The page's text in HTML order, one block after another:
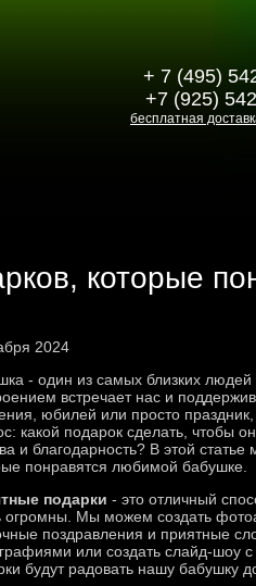
+ 7 (495)
+7 (925)
бесплатная
которые
2024
- один из самых близких
встречает нас и
юбилей или просто
какой подарок сделать, чтобы
и благодарность? В этой
понравятся любимой бабушке.
подарки - это отличный
огромны. Мы можем создать
поздравления и приятные
или создать слайд-шоу
будут радовать нашу бабушку